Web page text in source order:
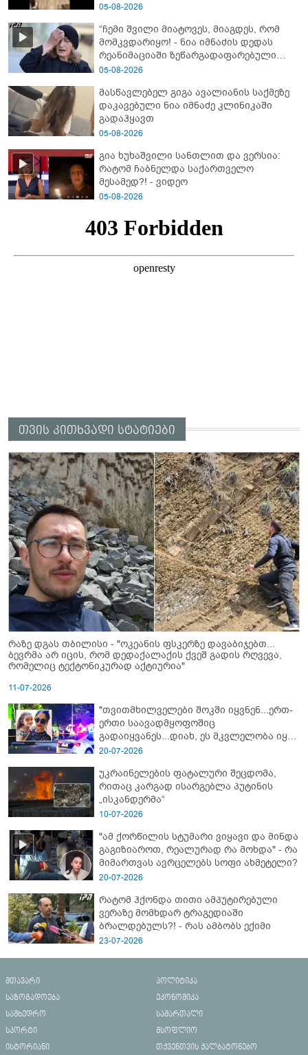
05-08-2026
“ჩემი შვილი მიატოვეს, მიაგდეს, რომ
მომკვდარიყო! - ნია იმნაძის დედას
რეანიმაციაში ზეწარგადაფარებული
შვილი არ უნახავს” - გიგა ავალიანის
05-08-2026
მასწავლებელ გიგა ავალიანის საქმეზე
დაკავებული ნია იმნაძე კლინიკაში
გადაჰყავთ
05-08-2026
გია ხუხაშვილი სანთლით და ვერსია:
რატომ ჩაბნელდა საქართველო
მესამედ?! - ვიდეო
05-08-2026
თვის კითხვადი სტატიები
რაზე დგას თბილისი - "ოკეანის ფსკერზე დავაბიჯებთ...
ბევრმა არ იცის, რომ დედაქალაქის ქვეშ გადის რღვევა,
რომელიც ტექტონიკურად აქტიურია"
11-07-2026
"თვითმხილველები შოკში იყვნენ...ერთ-
ერთი საავადმყოფოშიც
გადაიყვანეს...დიახ, ეს მკვლელობა იყო"
- გორში დატრიალებული ტრაგედიის
20-07-2026
უკრაინელების ფატალური შეცდომა,
რითაც კარგად ისარგებლა პუტინის
„ისკანდერმა“
10-07-2026
"ამ ქორწილის სტუმარი ვიყავი და მინდა
გაგიზიაროთ, რეალურად რა მოხდა" - რა
მიმართვას ავრცელებს სოფი ახმეტელი?
20-07-2026
რატომ ჰქონდა თითი ამპუტირებული
ვერაზე მომხდარ ტრაგედიაში
ბრალდებულს?! - რას ამბობს ექიმი
23-07-2026
მთავარი
პოლიტიკა
საზოგადოება
ეკონომიკა
სამხედრო
სამართალი
სპორტი
მსოფლიო
ისტორიანი
თქვენთვის ქალბატონებო